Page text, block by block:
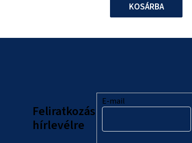
KOSÁRBA
Feliratkozás
hírlevélre
E-mail